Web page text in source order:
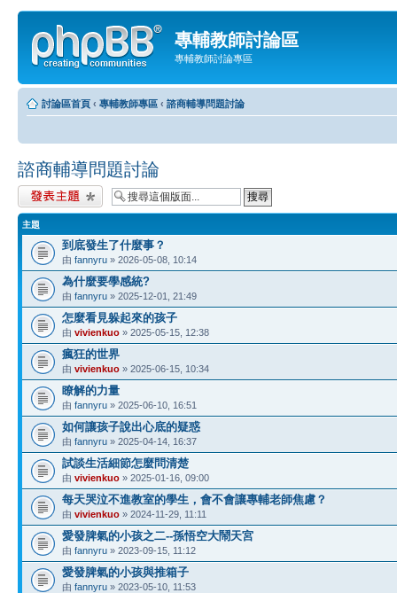
專輔教師討論區
專輔教師討論專區
討論區首頁 ‹ 專輔教師專區 ‹ 諮商輔導問題討論
諮商輔導問題討論
發表新主題
主題
到底發生了什麼事？
由 fannyru » 2026-05-08, 10:14
為什麼要學感統?
由 fannyru » 2025-12-01, 21:49
怎麼看見躲起來的孩子
由 vivienkuo » 2025-05-15, 12:38
瘋狂的世界
由 vivienkuo » 2025-06-15, 10:34
瞭解的力量
由 fannyru » 2025-06-10, 16:51
如何讓孩子說出心底的疑惑
由 fannyru » 2025-04-14, 16:37
試談生活細節怎麼問清楚
由 vivienkuo » 2025-01-16, 09:00
每天哭泣不進教室的學生，會不會讓專輔老師焦慮？
由 vivienkuo » 2024-11-29, 11:11
愛發脾氣的小孩之二--孫悟空大鬧天宮
由 fannyru » 2023-09-15, 11:12
愛發脾氣的小孩與推箱子
由 fannyru » 2023-05-10, 11:53